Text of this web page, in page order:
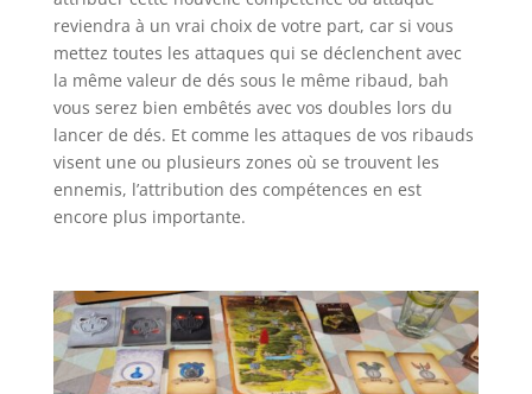
reviendra à un vrai choix de votre part, car si vous
mettez toutes les attaques qui se déclenchent avec
la même valeur de dés sous le même ribaud, bah
vous serez bien embêtés avec vos doubles lors du
lancer de dés. Et comme les attaques de vos ribauds
visent une ou plusieurs zones où se trouvent les
ennemis, l’attribution des compétences en est
encore plus importante.